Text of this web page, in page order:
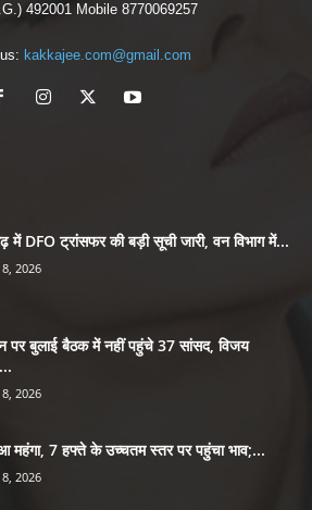
492001 Mobile 8770069257
kakkajee.com@gmail.com
में DFO ट्रांसफर की बड़ी सूची जारी, वन विभाग में...
2026
पर बुलाई बैठक में नहीं पहुंचे 37 सांसद, विजय
2026
महंगा, 7 हफ्ते के उच्चतम स्तर पर पहुंचा भाव;...
2026